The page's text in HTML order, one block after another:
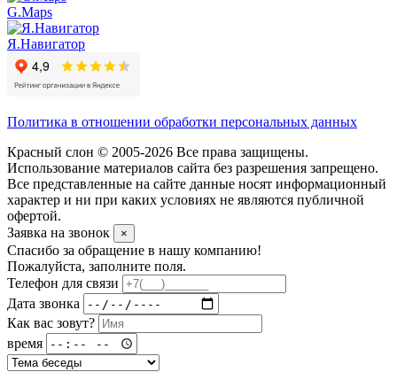
G.Maps
Я.Навигатор
Политика в отношении обработки персональных данных
Красный слон © 2005-2026 Все права защищены.
Использование материалов сайта без разрешения запрещено.
Все представленные на сайте данные носят информационный
характер и ни при каких условиях не являются публичной
офертой.
Заявка на звонок
×
Спасибо за обращение в нашу компанию!
Пожалуйста, заполните поля.
Телефон для связи
Дата звонка
Как вас зовут?
время